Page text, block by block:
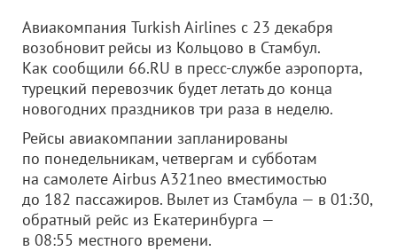
Авиакомпания Turkish Airlines с 23 декабря
возобновит рейсы из Кольцово в Стамбул.
Как сообщили 66.RU в пресс-службе аэропорта,
турецкий перевозчик будет летать до конца
новогодних праздников три раза в неделю.
Рейсы авиакомпании запланированы
по понедельникам, четвергам и субботам
на самолете Airbus A321neo вместимостью
до 182 пассажиров. Вылет из Стамбула — в 01:30,
обратный рейс из Екатеринбурга —
в 08:55 местного времени.